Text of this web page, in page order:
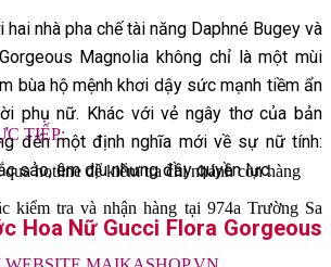
nhà pha chế tài năng Daphné Bugey và
Magnolia không chỉ là một mùi
bùa hộ mệnh khơi dậy sức mạnh tiềm ẩn
phụ nữ. Khác với vẻ ngây thơ của bản
đến một định nghĩa mới về sự nữ tính:
sảo, êm dịu nhưng đầy quyền lực.
Hoa Nữ Gucci Flora Gorgeous
TIẾP:
hotline để kiểm tra chi nhánh còn hàng
kiểm tra và nhận hàng tại 974a Trường Sa